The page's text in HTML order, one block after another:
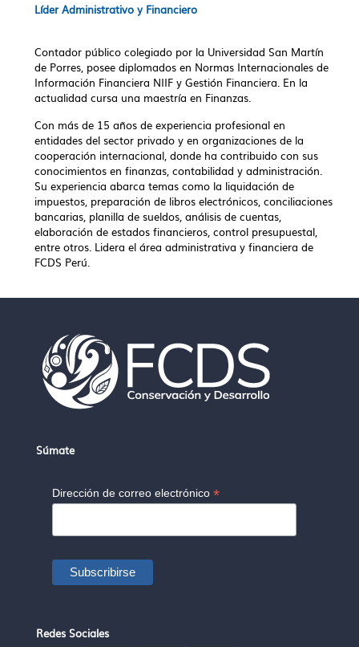
Líder Administrativo y Financiero
Contador público colegiado por la Universidad San Martín
de Porres, posee diplomados en Normas Internacionales de
Información Financiera NIIF y Gestión Financiera. En la
actualidad cursa una maestría en Finanzas.
Con más de 15 años de experiencia profesional en
entidades del sector privado y en organizaciones de la
cooperación internacional, donde ha contribuido con sus
conocimientos en finanzas, contabilidad y administración.
Su experiencia abarca temas como la liquidación de
impuestos, preparación de libros electrónicos, conciliaciones
bancarias, planilla de sueldos, análisis de cuentas,
elaboración de estados financieros, control presupuestal,
entre otros. Lidera el área administrativa y financiera de
FCDS Perú.
Súmate
Dirección de correo electrónico *
Redes Sociales